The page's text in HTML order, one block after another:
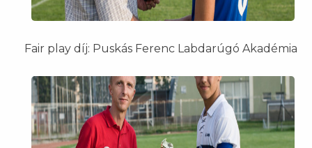
Fair play díj: Puskás Ferenc Labdarúgó Akadémia